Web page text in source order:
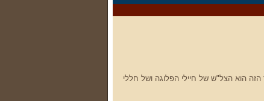
הוא הצל"ש של חיילי הפלוגה ושל חללי